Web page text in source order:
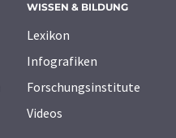
WISSEN & BILDUNG
Lexikon
Infografiken
Forschungsinstitute
Videos